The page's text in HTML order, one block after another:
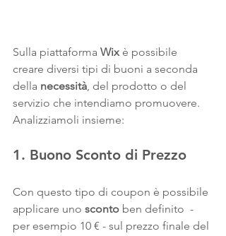
Sulla piattaforma Wix è possibile
creare diversi tipi di buoni a seconda
della necessità, del prodotto o del
servizio che intendiamo promuovere.
Analizziamoli insieme:
1. Buono Sconto di Prezzo
Con questo tipo di coupon è possibile
applicare uno sconto ben definito  -
per esempio 10 € - sul prezzo finale del